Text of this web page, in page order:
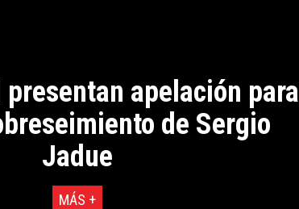
presentan apelación para
de Sergio
Jadue
MÁS +